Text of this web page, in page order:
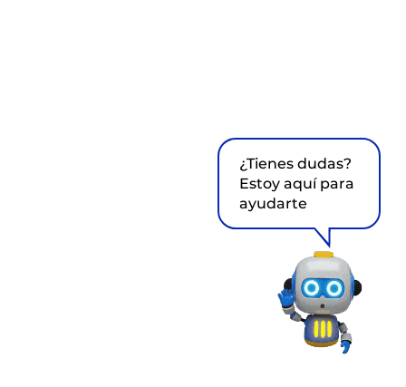
¿Tienes dudas?
Estoy aquí para
ayudarte